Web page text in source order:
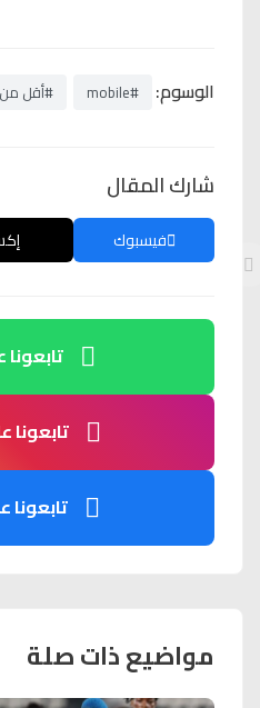
الوسوم: #mobile #أقل من 17 سنة
شارك المقال
فيسبوك
تابعونا
مواضيع ذات صلة